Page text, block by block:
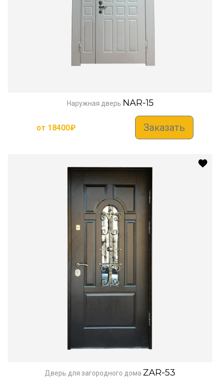
Наружная дверь NAR-15
от 18400₽ Заказать
Дверь для загородного дома ZAR-53